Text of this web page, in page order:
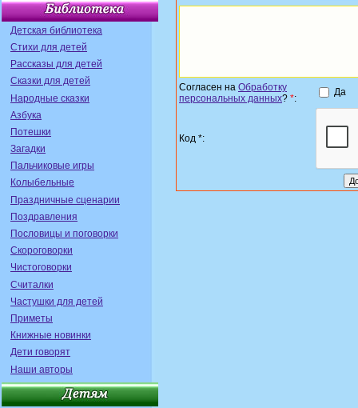
Детская библиотека
Стихи для детей
Рассказы для детей
Сказки для детей
Народные сказки
Азбука
Потешки
Загадки
Пальчиковые игры
Колыбельные
Праздничные сценарии
Поздравления
Пословицы и поговорки
Скороговорки
Чистоговорки
Считалки
Частушки для детей
Приметы
Книжные новинки
Дети говорят
Наши авторы
Согласен на Обработку
персональных данных? *:
Да
Код *: